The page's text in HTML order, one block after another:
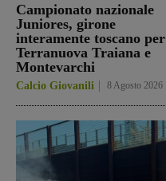
Campionato nazionale
Juniores, girone
interamente toscano per
Terranuova Traiana e
Montevarchi
Calcio Giovanili 8 Agosto 2026